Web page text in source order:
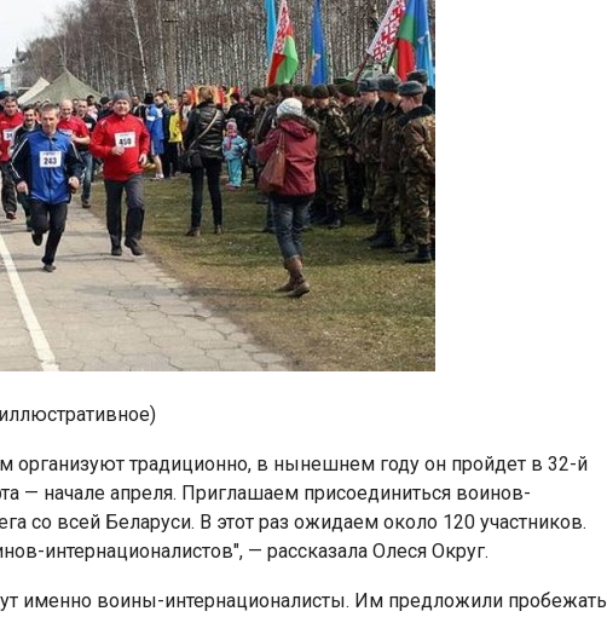
организуют традиционно, в нынешнем году он пройдет в 32-й
— начале апреля. Приглашаем присоединиться воинов-
со всей Беларуси. В этот раз ожидаем около 120 участников.
интернационалистов", — рассказала Олеся Округ.
именно воины-интернационалисты. Им предложили пробежать